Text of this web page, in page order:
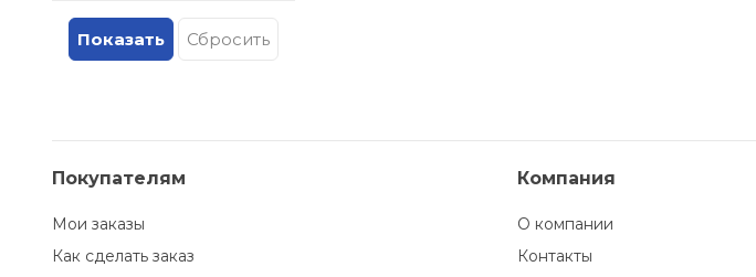
Покупателям
Мои заказы
Как сделать заказ
Компания
О компании
Контакты